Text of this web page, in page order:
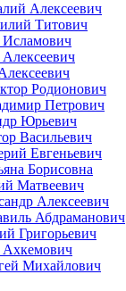
Алексеевич
Титович
Исламович
Родионович
Петрович
Юрьевич
Васильевич
Евгеньевич
Борисовна
Матвеевич
Алексеевич
Абдраманович
Григорьевич
Михайлович